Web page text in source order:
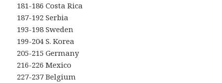
181-186 Costa Rica
187-192 Serbia
193-198 Sweden
199-204 S. Korea
205-215 Germany
216-226 Mexico
227-237 Belgium